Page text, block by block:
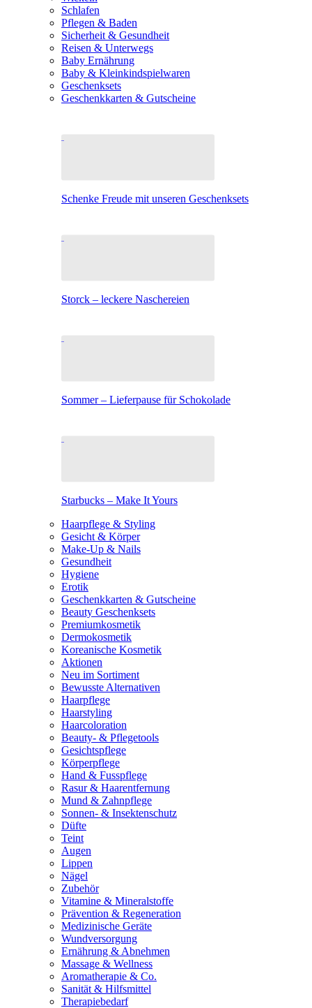
Schlafen
Pflegen & Baden
Sicherheit & Gesundheit
Reisen & Unterwegs
Baby Ernährung
Baby & Kleinkindspielwaren
Geschenksets
Geschenkkarten & Gutscheine
Schenke Freude mit unseren Geschenksets
Storck – leckere Naschereien
Sommer – Lieferpause für Schokolade
Starbucks – Make It Yours
Haarpflege & Styling
Gesicht & Körper
Make-Up & Nails
Gesundheit
Hygiene
Erotik
Geschenkkarten & Gutscheine
Beauty Geschenksets
Premiumkosmetik
Dermokosmetik
Koreanische Kosmetik
Aktionen
Neu im Sortiment
Bewusste Alternativen
Haarpflege
Haarstyling
Haarcoloration
Beauty- & Pflegetools
Gesichtspflege
Körperpflege
Hand & Fusspflege
Rasur & Haarentfernung
Mund & Zahnpflege
Sonnen- & Insektenschutz
Düfte
Teint
Augen
Lippen
Nägel
Zubehör
Vitamine & Mineralstoffe
Prävention & Regeneration
Medizinische Geräte
Wundversorgung
Ernährung & Abnehmen
Massage & Wellness
Aromatherapie & Co.
Sanität & Hilfsmittel
Therapiebedarf